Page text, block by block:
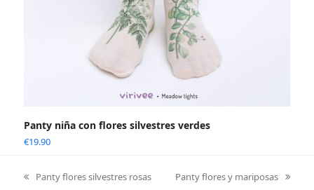
Panty niña con flores silvestres verdes
€19.90
previous
Panty flores silvestres rosas
next
Panty flores y mariposas